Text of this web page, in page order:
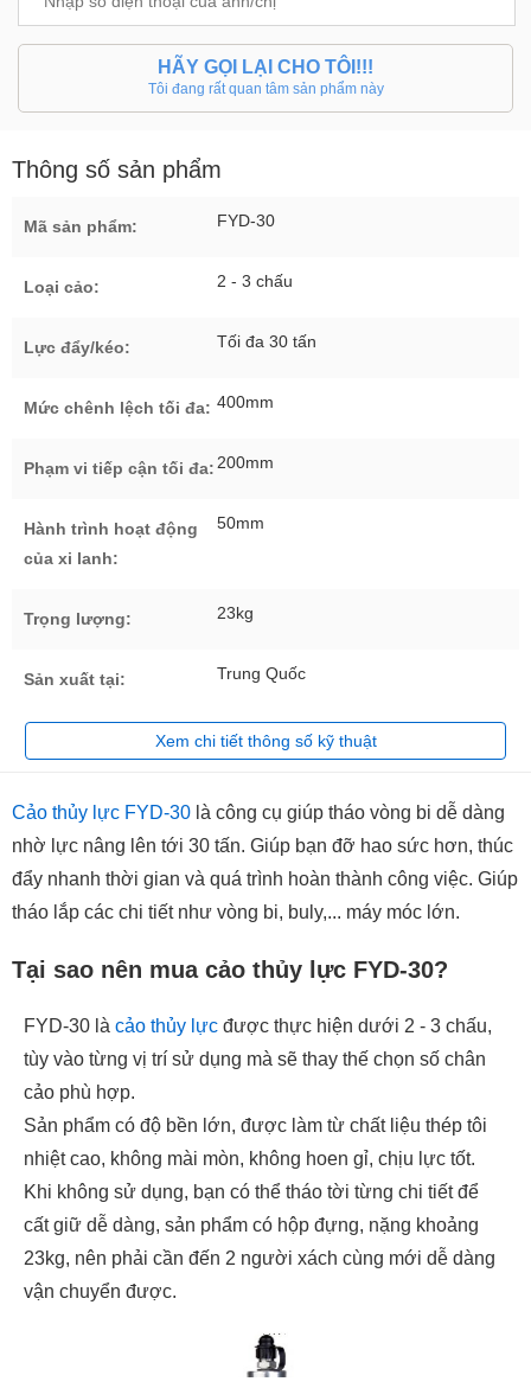
HÃY GỌI LẠI CHO TÔI!!!
Tôi đang rất quan tâm sản phẩm này
Thông số sản phẩm
Mã sản phẩm: FYD-30
Loại cảo: 2 - 3 chấu
Lực đẩy/kéo: Tối đa 30 tấn
Mức chênh lệch tối đa: 400mm
Phạm vi tiếp cận tối đa: 200mm
Hành trình hoạt động
của xi lanh:
50mm
Trọng lượng: 23kg
Sản xuất tại: Trung Quốc
Xem chi tiết thông số kỹ thuật
Cảo thủy lực FYD-30 là công cụ giúp tháo vòng bi dễ dàng
nhờ lực nâng lên tới 30 tấn. Giúp bạn đỡ hao sức hơn, thúc
đẩy nhanh thời gian và quá trình hoàn thành công việc. Giúp
tháo lắp các chi tiết như vòng bi, buly,... máy móc lớn.
Tại sao nên mua cảo thủy lực FYD-30?
FYD-30 là cảo thủy lực được thực hiện dưới 2 - 3 chấu,
tùy vào từng vị trí sử dụng mà sẽ thay thế chọn số chân
cảo phù hợp.
Sản phẩm có độ bền lớn, được làm từ chất liệu thép tôi
nhiệt cao, không mài mòn, không hoen gỉ, chịu lực tốt.
Khi không sử dụng, bạn có thể tháo tời từng chi tiết để
cất giữ dễ dàng, sản phẩm có hộp đựng, nặng khoảng
23kg, nên phải cần đến 2 người xách cùng mới dễ dàng
vận chuyển được.